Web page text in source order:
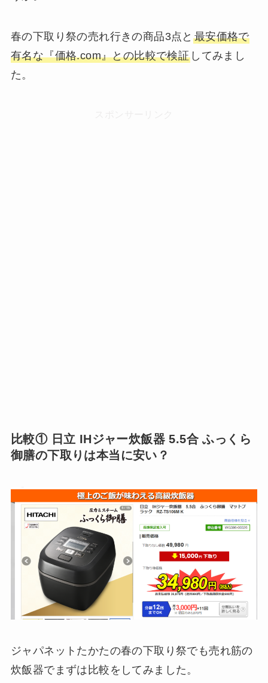
春の下取り祭の売れ行きの商品3点と 最安価格で
有名な『価格.com』との比較で検証 してみまし
た。
比較① 日立 IHジャー炊飯器 5.5合 ふっくら
御膳の下取りは本当に安い？
ジャパネットたかたの春の下取り祭でも売れ筋の
炊飯器でまずは比較をしてみました。